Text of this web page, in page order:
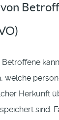
Betroffene
welche
Herkunft
sind.